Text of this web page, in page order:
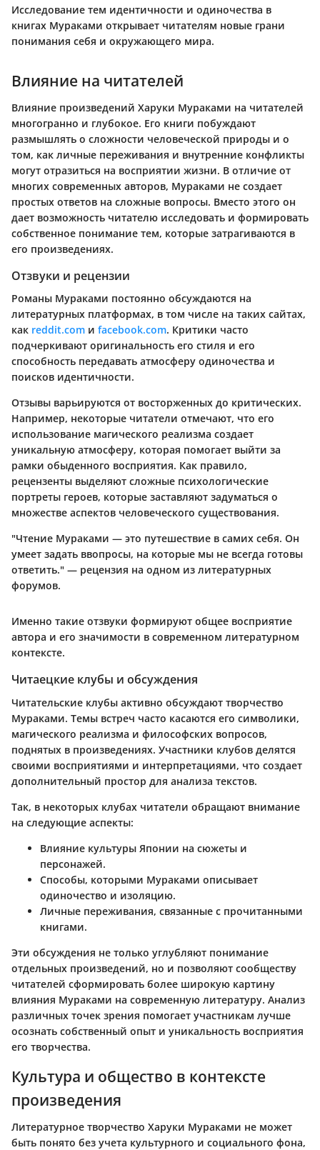
Исследование тем идентичности и одиночества в
книгах Мураками открывает читателям новые грани
понимания себя и окружающего мира.
Влияние на читателей
Влияние произведений Харуки Мураками на читателей
многогранно и глубокое. Его книги побуждают
размышлять о сложности человеческой природы и о
том, как личные переживания и внутренние конфликты
могут отразиться на восприятии жизни. В отличие от
многих современных авторов, Мураками не создает
простых ответов на сложные вопросы. Вместо этого он
дает возможность читателю исследовать и формировать
собственное понимание тем, которые затрагиваются в
его произведениях.
Отзвуки и рецензии
Романы Мураками постоянно обсуждаются на
литературных платформах, в том числе на таких сайтах,
как reddit.com и facebook.com. Критики часто
подчеркивают оригинальность его стиля и его
способность передавать атмосферу одиночества и
поисков идентичности.
Отзывы варьируются от восторженных до критических.
Например, некоторые читатели отмечают, что его
использование магического реализма создает
уникальную атмосферу, которая помогает выйти за
рамки обыденного восприятия. Как правило,
рецензенты выделяют сложные психологические
портреты героев, которые заставляют задуматься о
множестве аспектов человеческого существования.
"Чтение Мураками — это путешествие в самих себя. Он
умеет задать ввопросы, на которые мы не всегда готовы
ответить." — рецензия на одном из литературных
форумов.
Именно такие отзвуки формируют общее восприятие
автора и его значимости в современном литературном
контексте.
Читаецкие клубы и обсуждения
Читательские клубы активно обсуждают творчество
Мураками. Темы встреч часто касаются его символики,
магического реализма и философских вопросов,
поднятых в произведениях. Участники клубов делятся
своими восприятиями и интерпретациями, что создает
дополнительный простор для анализа текстов.
Так, в некоторых клубах читатели обращают внимание
на следующие аспекты:
Влияние культуры Японии на сюжеты и
персонажей.
Способы, которыми Мураками описывает
одиночество и изоляцию.
Личные переживания, связанные с прочитанными
книгами.
Эти обсуждения не только углубляют понимание
отдельных произведений, но и позволяют сообществу
читателей сформировать более широкую картину
влияния Мураками на современную литературу. Анализ
различных точек зрения помогает участникам лучше
осознать собственный опыт и уникальность восприятия
его творчества.
Культура и общество в контексте
произведения
Литературное творчество Харуки Мураками не может
быть понято без учета культурного и социального фона,